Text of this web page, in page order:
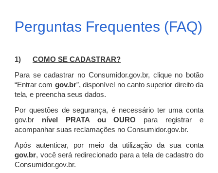
Perguntas Frequentes (FAQ)
1) COMO SE CADASTRAR?
Para se cadastrar no Consumidor.gov.br, clique no botão
“Entrar com gov.br”, disponível no canto superior direito da
tela, e preencha seus dados.
Por questões de segurança, é necessário ter uma conta
gov.br nível PRATA ou OURO para registrar e
acompanhar suas reclamações no Consumidor.gov.br.
Após autenticar, por meio da utilização da sua conta
gov.br, você será redirecionado para a tela de cadastro do
Consumidor.gov.br.